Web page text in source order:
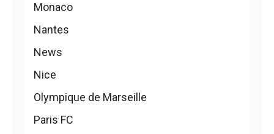
Monaco
Nantes
News
Nice
Olympique de Marseille
Paris FC